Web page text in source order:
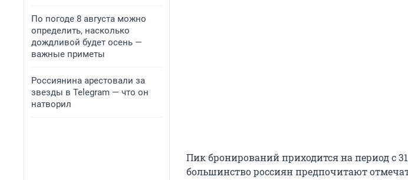
По погоде 8 августа можно
определить, насколько
дождливой будет осень —
важные приметы
Россиянина арестовали за
звезды в Telegram — что он
натворил
Пик бронирований приходится на период с
большинство россиян предпочитают